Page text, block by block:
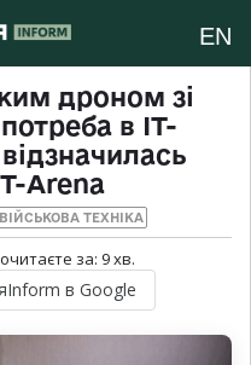
EN
дроном зі
в ІТ-
Arena
ТЕХНІКА
за: 9хв.
в Google